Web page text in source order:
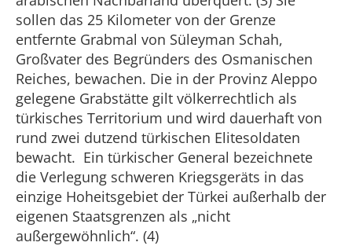
sollen das 25 Kilometer von der Grenze
entfernte Grabmal von Süleyman Schah,
Großvater des Begründers des Osmanischen
Reiches, bewachen. Die in der Provinz Aleppo
gelegene Grabstätte gilt völkerrechtlich als
türkisches Territorium und wird dauerhaft von
rund zwei dutzend türkischen Elitesoldaten
bewacht. Ein türkischer General bezeichnete
die Verlegung schweren Kriegsgeräts in das
einzige Hoheitsgebiet der Türkei außerhalb der
eigenen Staatsgrenzen als „nicht
außergewöhnlich“. (4)